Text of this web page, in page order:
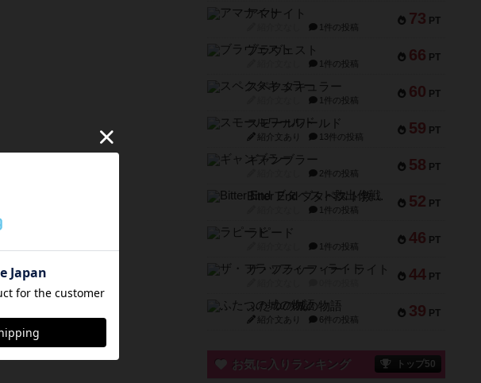
73 PT
アマナイト
1件の投稿
66 PT
ブラヴェスト
1件の投稿
60 PT
スペクタキュラー
1件の投稿
59 PT
スモールワールド
紹介文あり 13件の投稿
58 PT
ギャンブラー
2件の投稿
52 PT
Bitter End ブタペスト救出作戦
1件の投稿
46 PT
ラピード
1件の投稿
44 PT
ザ・フラッフィー・ライト
39 PT
ふたつの城の物語
紹介文あり 6件の投稿
お気に入りランキング トップ50